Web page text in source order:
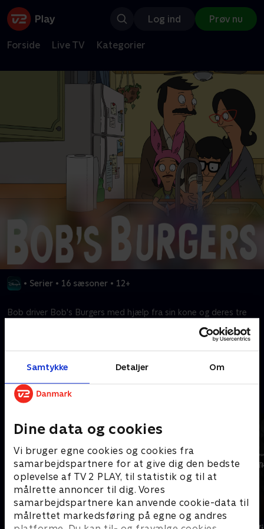
Samtykke Detaljer Om
Dine data og cookies
Vi bruger egne cookies og cookies fra
samarbejdspartnere for at give dig den bedste
oplevelse af TV 2 PLAY, til statistik og til at
målrette annoncer til dig. Vores
samarbejdspartnere kan anvende cookie-data til
målrettet markedsføring på egne og andres
Log ind Prøv nu
Forside Live TV Kategorier
• Serier • 16 sæsoner • 12+
Bob driver Bob's Burgers med hjælp fra sin kone og deres tre
Mere indhold fra Disney+